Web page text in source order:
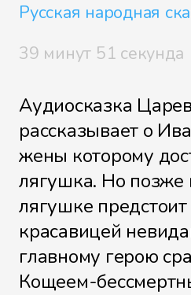
Русская народная
39 минут 51 секунда
Аудиосказка
рассказывает о
жены которому
лягушка. Но позже
лягушке предстоит
красавицей
главному герою
Кощеем-